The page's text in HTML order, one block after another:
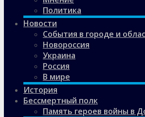
Политика
Новости
События в городе и
Новороссия
Украина
Россия
В мире
История
Бессмертный полк
Память героев войны в